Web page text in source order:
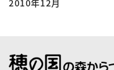
2010年12月